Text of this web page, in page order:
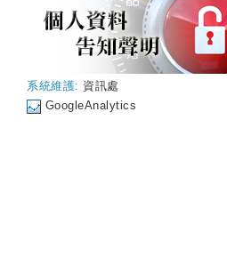
系統維護: 資訊處
GoogleAnalytics